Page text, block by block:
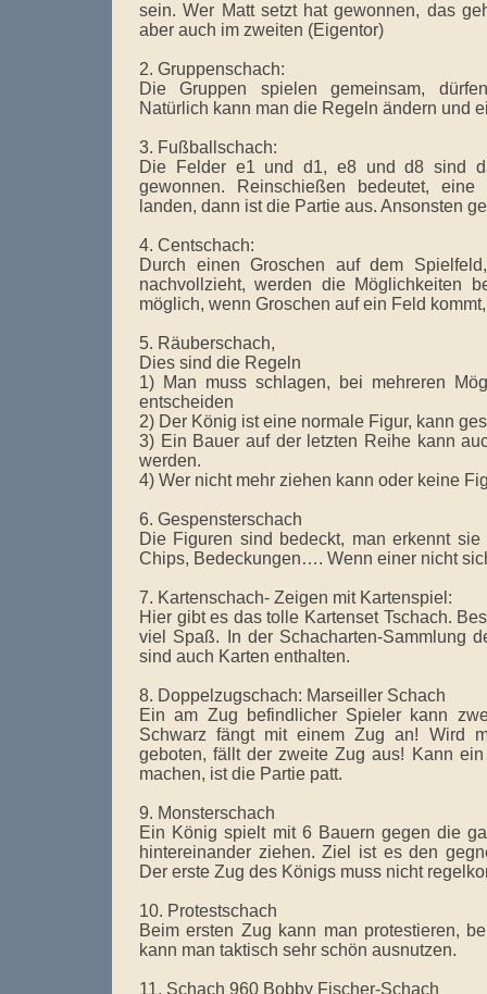
sein. Wer Matt setzt hat gewonnen, das
aber auch im zweiten (Eigentor)
2. Gruppenschach:
Die Gruppen spielen gemeinsam,
Natürlich kann man die Regeln ändern und
3. Fußballschach:
Die Felder e1 und d1, e8 und d8 sind
gewonnen. Reinschießen bedeutet,
landen, dann ist die Partie aus. Ansonsten
4. Centschach:
Durch einen Groschen auf dem
nachvollzieht, werden die Möglichkeiten
möglich, wenn Groschen auf ein Feld
5. Räuberschach,
Dies sind die Regeln
1) Man muss schlagen, bei mehreren
entscheiden
2) Der König ist eine normale Figur, kann
3) Ein Bauer auf der letzten Reihe kann
werden.
4) Wer nicht mehr ziehen kann oder keine
6. Gespensterschach
Die Figuren sind bedeckt, man erkennt
Chips, Bedeckungen…. Wenn einer nicht
7. Kartenschach- Zeigen mit Kartenspiel:
Hier gibt es das tolle Kartenset Tschach.
viel Spaß. In der Schacharten-Sammlung
sind auch Karten enthalten.
8. Doppelzugschach: Marseiller Schach
Ein am Zug befindlicher Spieler kann
Schwarz fängt mit einem Zug an! Wird
geboten, fällt der zweite Zug aus! Kann
machen, ist die Partie patt.
9. Monsterschach
Ein König spielt mit 6 Bauern gegen die
hintereinander ziehen. Ziel ist es den
Der erste Zug des Königs muss nicht
10. Protestschach
Beim ersten Zug kann man protestieren,
kann man taktisch sehr schön ausnutzen.
11. Schach 960 Bobby Fischer-Schach